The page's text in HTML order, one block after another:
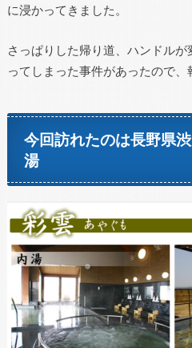
に浸かってきました。
さっぱりした帰り道、ハンドル
ってしまった事件があったので、
今回訪れたのは長野県
湯